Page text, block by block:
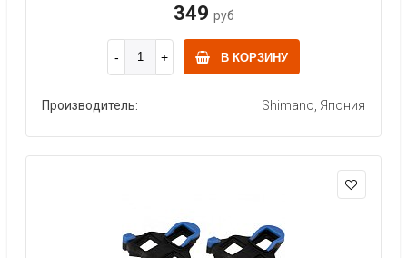
349 руб
В КОРЗИНУ
Производитель: Shimano, Япония